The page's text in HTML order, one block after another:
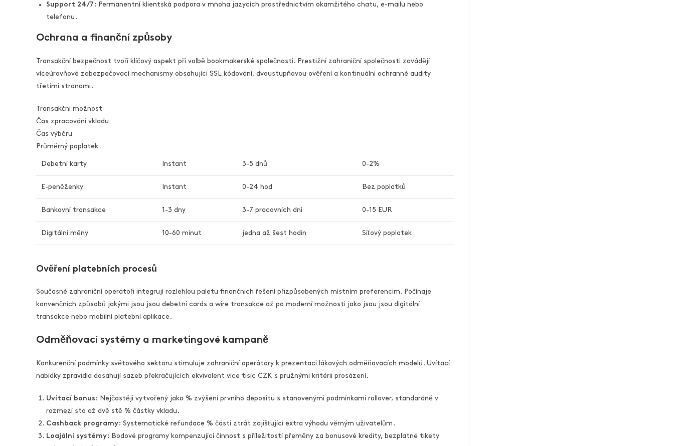
Support 24/7: Permanentní klientská podpora v mnoha jazycích prostřednictvím okamžitého chatu, e-mailu nebo
telefonu.
Ochrana a finanční způsoby
Transakční bezpečnost tvoří klíčový aspekt při volbě bookmakerské společnosti. Prestižní zahraniční společnosti zavádějí
víceúrovňové zabezpečovací mechanismy obsahující SSL kódování, dvoustupňovou ověření a kontinuální ochranné audity
třetími stranami.
Transakční možnost
Čas zpracování vkladu
Čas výběru
Průměrný poplatek
Debetní karty Instant 3-5 dnů 0-2%
E-peněženky Instant 0-24 hod Bez poplatků
Bankovní transakce 1-3 dny 3-7 pracovních dní 0-15 EUR
Digitální měny 10-60 minut jedna až šest hodin Síťový poplatek
Ověření platebních procesů
Současné zahraniční operátoři integrují rozlehlou paletu finančních řešení přizpůsobených místním preferencím. Počínaje
konvenčních způsobů jakými jsou jsou debetní cards a wire transakce až po moderní možnosti jako jsou jsou digitální
transakce nebo mobilní platební aplikace.
Odměňovací systémy a marketingové kampaně
Konkurenční podmínky světového sektoru stimuluje zahraniční operátory k prezentaci lákavých odměňovacích modelů. Uvítací
nabídky zpravidla dosahují sazeb překračujících ekvivalent více tisíc CZK s pružnými kritérii prosázení.
Uvítací bonus: Nejčastěji vytvořený jako % zvýšení prvního depositu s stanovenými podmínkami rollover, standardně v
rozmezí sto až dvě stě % částky vkladu.
Cashback programy: Systematické refundace % části ztrát zajišťující extra výhodu věrným uživatelům.
Loajální systémy: Bodové programy kompenzující činnost s příležitostí přeměny za bonusové kredity, bezplatné tikety